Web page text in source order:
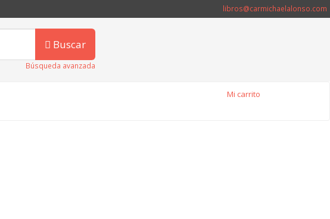
libros@carmichaelalonso.com
Buscar
Búsqueda avanzada
Mi carrito